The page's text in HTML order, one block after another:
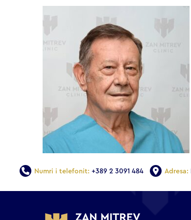
Numri i telefonit: +389 2 3091 484 Adresa: